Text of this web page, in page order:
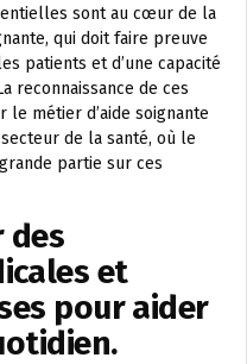
sont au cœur de la
qui doit faire preuve
patients et d’une capacité
reconnaissance de ces
métier d’aide soignante
de la santé, où le
partie sur ces
des
et
pour aider